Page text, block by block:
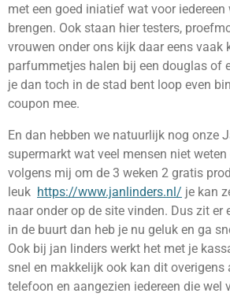
met een goed iniatief wat voor iedereen
brengen. Ook staan hier testers,
vrouwen onder ons kijk daar eens vaak
parfummetjes halen bij een douglas of
je dan toch in de stad bent loop even
coupon mee.
En dan hebben we natuurlijk nog onze
supermarkt wat veel mensen niet
volgens mij om de 3 weken 2 gratis
leuk https://www.janlinders.nl/ je kan
naar onder op de site vinden. Dus zit er
in de buurt dan heb je nu geluk en ga
Ook bij jan linders werkt het met je
snel en makkelijk ook kan dit overigens
telefoon en aangezien iedereen die wel